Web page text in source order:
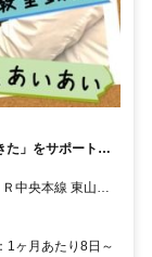
た」をサポートす
中央本線 東山梨
梨市駅より徒歩2
1ヶ月あたり8日～